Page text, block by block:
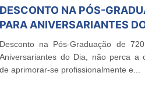
DESCONTO NA PÓS-
PARA ANIVERSARIANTES
Desconto na Pós-Graduação de
Aniversariantes do Dia, não perca a
de aprimorar-se profissionalmente e...